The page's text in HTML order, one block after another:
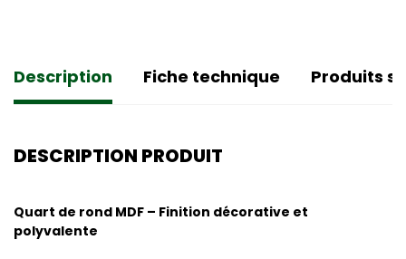
Description Fiche technique Produits
DESCRIPTION PRODUIT
Quart de rond MDF – Finition décorative et
polyvalente